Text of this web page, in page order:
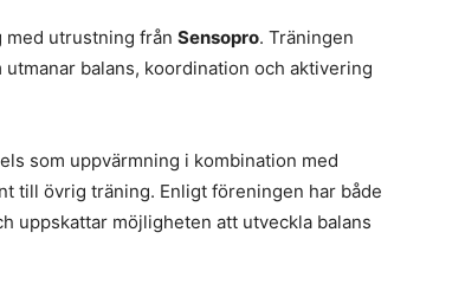
med utrustning från Sensopro. Träningen
balans, koordination och aktivering
som uppvärmning i kombination med
till övrig träning. Enligt föreningen har både
uppskattar möjligheten att utveckla balans